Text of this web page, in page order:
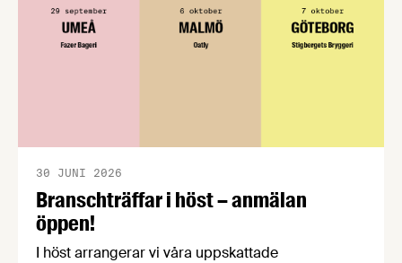
Branschträffar i höst – anmälan
öppen!
30 JUNI 2026
I höst arrangerar vi våra uppskattade